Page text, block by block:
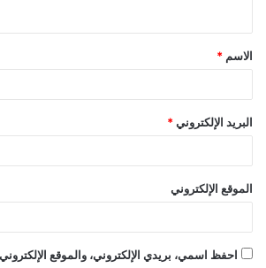
ق
*
الاسم *
البريد الإلكتروني *
الموقع الإلكتروني
احفظ اسمي، بريدي الإلكتروني، والموقع